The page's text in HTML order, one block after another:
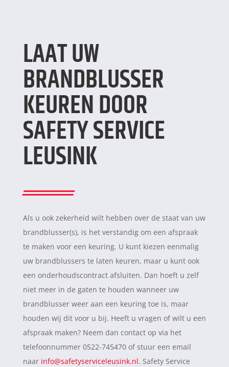
LAAT UW
BRANDBLUSSER
KEUREN DOOR
SAFETY SERVICE
LEUSINK
Als u ook zekerheid wilt hebben over de staat van uw
brandblusser(s), is het verstandig om een afspraak
te maken voor een keuring. U kunt kiezen eenmalig
uw brandblussers te laten keuren, maar u kunt ook
een onderhoudscontract afsluiten. Dan hoeft u zelf
niet meer in de gaten te houden wanneer uw
brandblusser weer aan een keuring toe is, maar
houden wij dit voor u bij. Heeft u vragen of wilt u een
afspraak maken? Neem dan contact op via het
telefoonnummer 0522-745470 of stuur een email
naar info@safetyserviceleusink.nl. Safety Service